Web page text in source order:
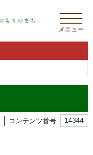
メニュー
コンテンツ番号 14344